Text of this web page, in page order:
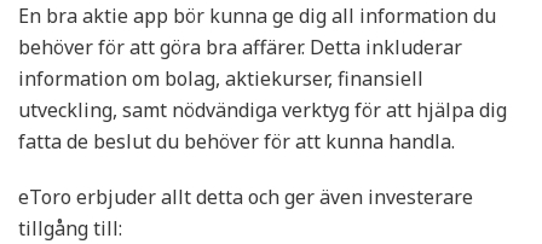
En bra aktie app bör kunna ge dig all information du
behöver för att göra bra affärer. Detta inkluderar
information om bolag, aktiekurser, finansiell
utveckling, samt nödvändiga verktyg för att hjälpa dig
fatta de beslut du behöver för att kunna handla.
eToro erbjuder allt detta och ger även investerare
tillgång till: